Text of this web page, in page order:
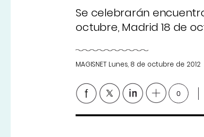
Se celebrarán
octubre, Madrid 18 de
MAGISNET Lunes, 8 de octubre de 2012
0